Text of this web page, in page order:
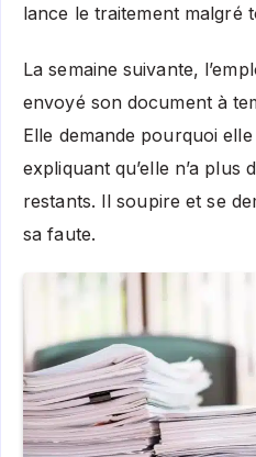
lance le traitement malgré
La semaine suivante,
envoyé son document à
Elle demande pourquoi
expliquant qu’elle n’a
restants. Il soupire et se
sa faute.